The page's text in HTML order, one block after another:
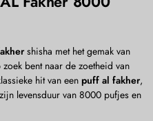
shisha met het gemak van
bent naar de zoetheid van
hit van een puff al fakher,
levensduur van 8000 pufjes en